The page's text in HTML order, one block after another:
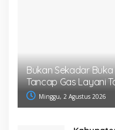
Bukan Sekadar
Tancap Gas Layani
Minggu, 2 Agustus 2026